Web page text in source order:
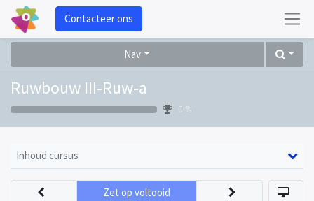
Contacteer ons
Nav
Ruwbouw III-Ruw-a
0 %
Inhoud cursus
Zet op voltooid